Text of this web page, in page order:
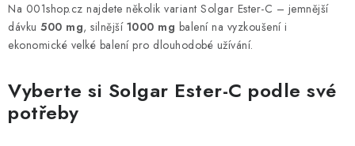
ZNAČKY
Podmínky ochrany osobních údajů
Kontakty
Natural Health Store
Na 001shop.cz najdete několik variant Solgar Ester-C – jemnější
dávku 500 mg, silnější 1000 mg balení na vyzkoušení i
ekonomické velké balení pro dlouhodobé užívání.
Vyberte si Solgar Ester-C podle své
potřeby